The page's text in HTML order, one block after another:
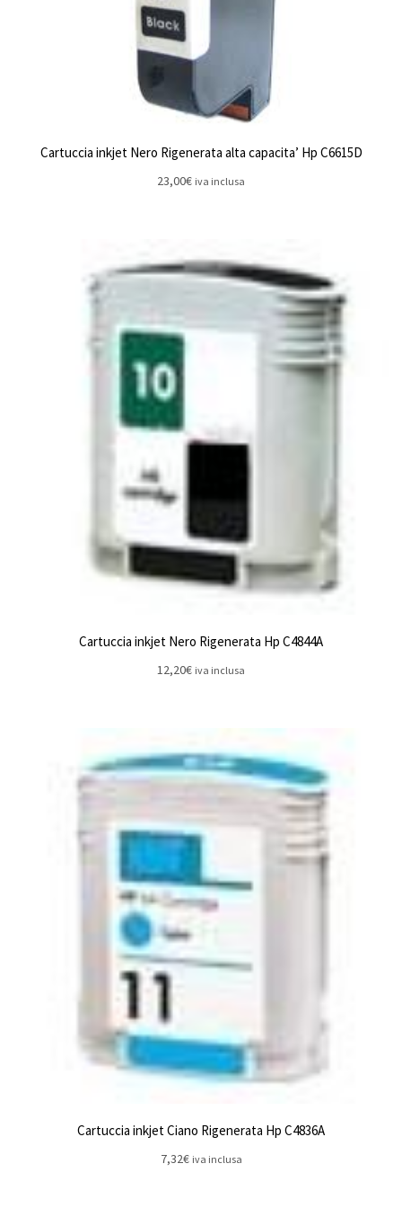
Cartuccia inkjet Nero Rigenerata alta capacita’ Hp C6615D
23,00€ iva inclusa
Cartuccia inkjet Nero Rigenerata Hp C4844A
12,20€ iva inclusa
Cartuccia inkjet Ciano Rigenerata Hp C4836A
7,32€ iva inclusa